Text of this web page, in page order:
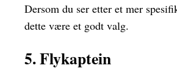
Dersom du ser etter et mer
dette være et godt valg.
5. Flykaptein